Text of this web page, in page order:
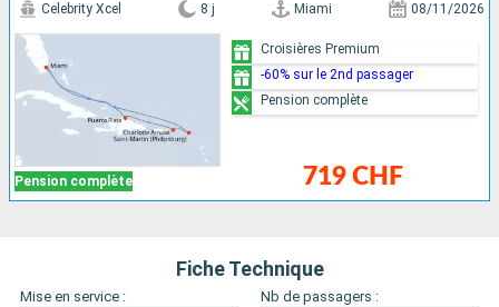
Pension complète
Celebrity Xcel 8 j Miami 08/11/2026
719 CHF
Croisières Premium
-60% sur le 2nd passager
Pension complète
Fiche Technique
Mise en service :
Nb de passagers :